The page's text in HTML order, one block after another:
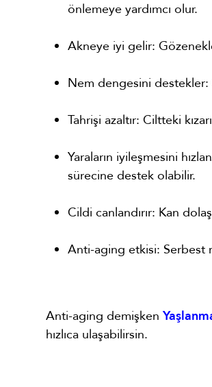
önlemeye yardımcı olur.
Akneye iyi gelir:
Nem dengesini destekler:
Tahrişi azaltır: Ciltteki
Yaraların iyileşmesini
sürecine destek olabilir.
Cildi canlandırır: Kan
Anti-aging etkisi: Serbest
Anti-aging demişken
hızlıca ulaşabilirsin.